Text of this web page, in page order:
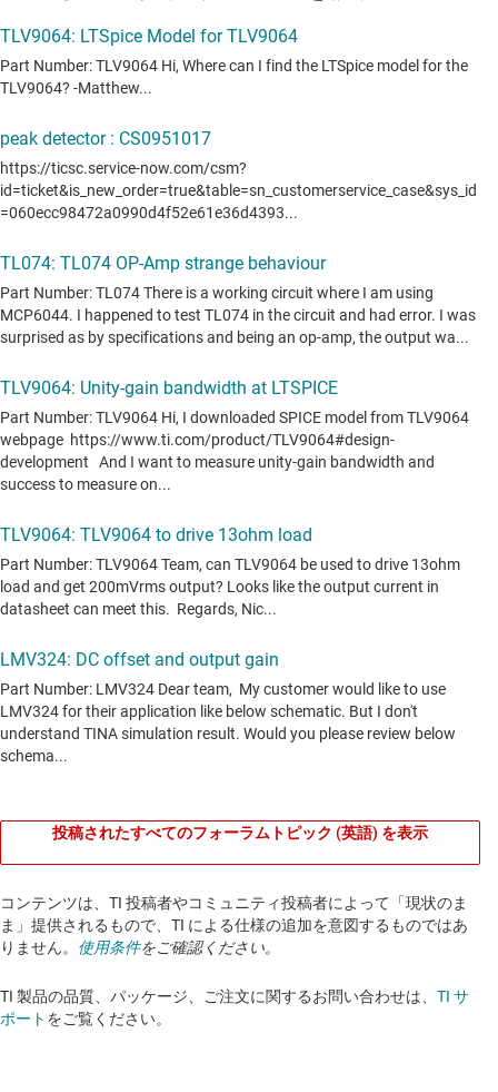
投稿されたすべてのフォーラムトピック (英語) を表示
コンテンツは、TI 投稿者やコミュニティ投稿者によって「現状のま
ま」提供されるもので、TI による仕様の追加を意図するものではあ
りません。 使用条件をご確認ください。
TI 製品の品質、パッケージ、ご注文に関するお問い合わせは、 TI サ
ポート をご覧ください。​​​​​​​​​​​​​​